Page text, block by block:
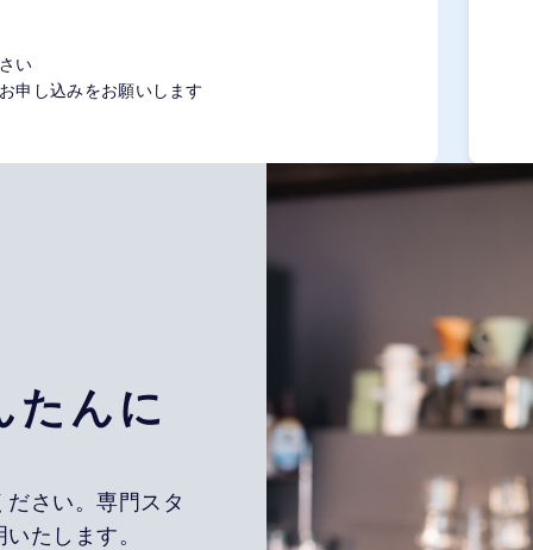
い
申し込みをお願いします
たんに
さい。専門スタ
たします。